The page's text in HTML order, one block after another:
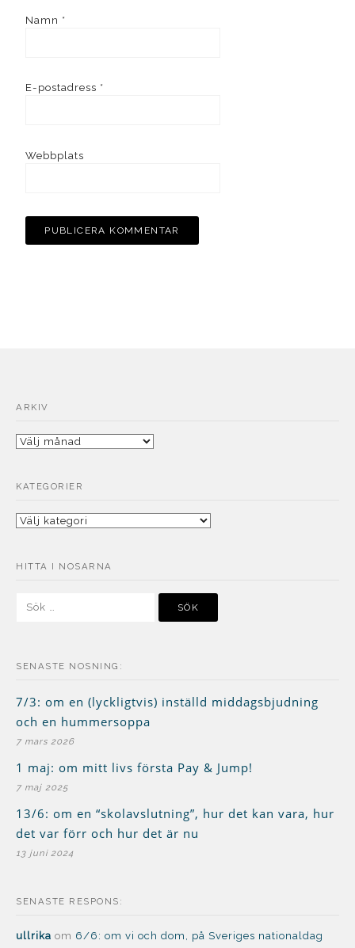
Namn *
E-postadress *
Webbplats
ARKIV
Arkiv
KATEGORIER
Kategorier
HITTA I NOSARNA
SENASTE NOSNING:
7/3: om en (lyckligtvis) inställd middagsbjudning
och en hummersoppa
7 mars 2026
1 maj: om mitt livs första Pay & Jump!
7 maj 2025
13/6: om en “skolavslutning”, hur det kan vara, hur
det var förr och hur det är nu
13 juni 2024
SENASTE RESPONS:
ullrika om 6/6: om vi och dom, på Sveriges nationaldag